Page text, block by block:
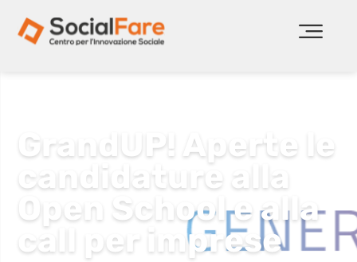
GrandUP! Aperte le
candidature alla
Open School e alla
call per imprese